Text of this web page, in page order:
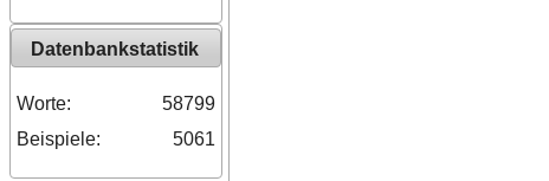
Datenbankstatistik
Worte:
58799
Beispiele:
5061